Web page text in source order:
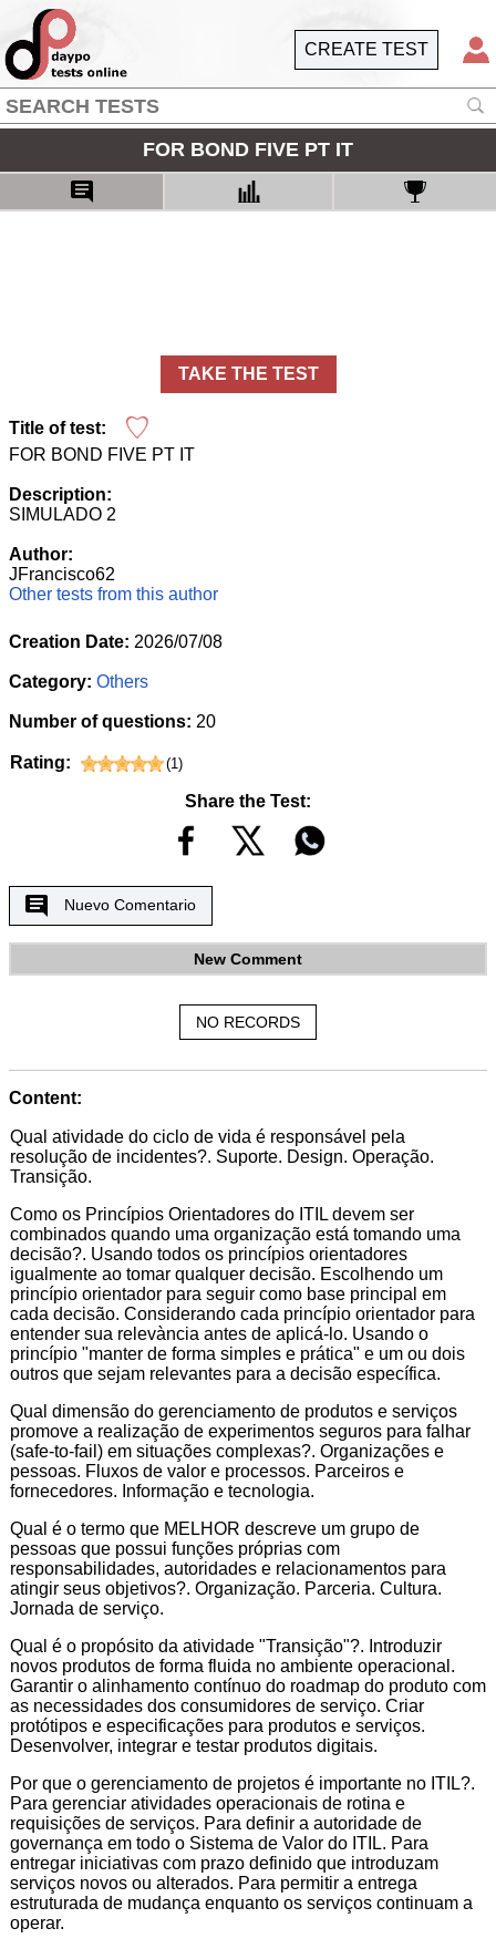
CREATE TEST
FOR BOND FIVE PT IT
TAKE THE TEST
Title of test:
FOR BOND FIVE PT IT
Description:
SIMULADO 2
Author:
JFrancisco62
Other tests from this author
Creation Date: 2026/07/08
Category: Others
Number of questions: 20
Rating: (1)
Share the Test:
Nuevo Comentario
New Comment
NO RECORDS
Content:
Qual atividade do ciclo de vida é responsável pela
resolução de incidentes?. Suporte. Design. Operação.
Transição.
Como os Princípios Orientadores do ITIL devem ser
combinados quando uma organização está tomando uma
decisão?. Usando todos os princípios orientadores
igualmente ao tomar qualquer decisão. Escolhendo um
princípio orientador para seguir como base principal em
cada decisão. Considerando cada princípio orientador para
entender sua relevància antes de aplicá-lo. Usando o
princípio "manter de forma simples e prática" e um ou dois
outros que sejam relevantes para a decisão específica.
Qual dimensão do gerenciamento de produtos e serviços
promove a realização de experimentos seguros para falhar
(safe-to-fail) em situações complexas?. Organizações e
pessoas. Fluxos de valor e processos. Parceiros e
fornecedores. Informação e tecnologia.
Qual é o termo que MELHOR descreve um grupo de
pessoas que possui funções próprias com
responsabilidades, autoridades e relacionamentos para
atingir seus objetivos?. Organização. Parceria. Cultura.
Jornada de serviço.
Qual é o propósito da atividade "Transição"?. Introduzir
novos produtos de forma fluida no ambiente operacional.
Garantir o alinhamento contínuo do roadmap do produto com
as necessidades dos consumidores de serviço. Criar
protótipos e especificações para produtos e serviços.
Desenvolver, integrar e testar produtos digitais.
Por que o gerenciamento de projetos é importante no ITIL?.
Para gerenciar atividades operacionais de rotina e
requisições de serviços. Para definir a autoridade de
governança em todo o Sistema de Valor do ITIL. Para
entregar iniciativas com prazo definido que introduzam
serviços novos ou alterados. Para permitir a entrega
estruturada de mudança enquanto os serviços continuam a
operar.